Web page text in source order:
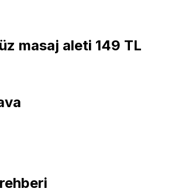
masaj aleti 149 TL